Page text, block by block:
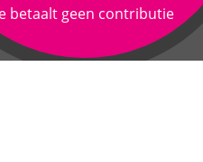
betaalt geen contributie